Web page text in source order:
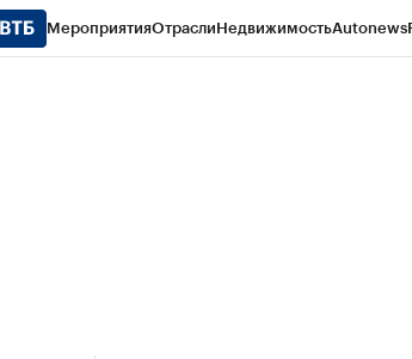
МероприятияОтраслиНедвижимостьAutonews